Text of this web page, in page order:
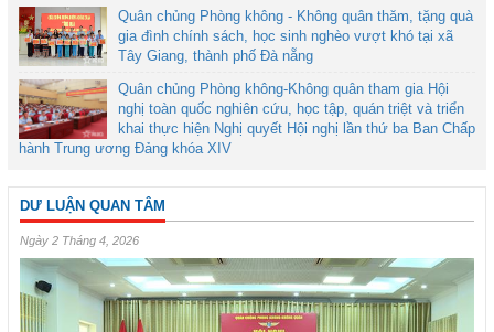
Quân chủng Phòng không - Không quân thăm, tặng quà
gia đình chính sách, học sinh nghèo vượt khó tại xã
Tây Giang, thành phố Đà nẵng
Quân chủng Phòng không-Không quân tham gia Hội
nghị toàn quốc nghiên cứu, học tập, quán triệt và triển
khai thực hiện Nghị quyết Hội nghị lần thứ ba Ban Chấp
hành Trung ương Đảng khóa XIV
DƯ LUẬN QUAN TÂM
Ngày 2 Tháng 4, 2026